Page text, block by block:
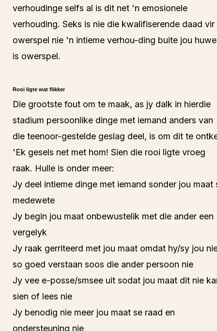
verhoudinge selfs al is dit net 'n emosionele
verhouding. Seks is nie die kwalifiserende daad vir
owerspel nie 'n intieme verhou-ding buite jou
is owerspel.
Rooi ligte wat flikker
Die grootste fout om te maak, as jy dalk in hierdie
stadium persoonlike dinge met iemand anders van
die teenoor-gestelde geslag deel, is om dit te
'Ek gesels net met hom! Sien die rooi ligte vroeg
raak. Hulle is onder meer:
Jy deel intieme dinge met iemand sonder jou maat
medewete
Jy begin jou maat onbewustelik met die ander een
vergelyk
Jy raak gerriteerd met jou maat omdat hy/sy jou
so goed verstaan soos die ander persoon nie
Jy vee e-posse/smsee uit sodat jou maat dit nie
sien of lees nie
Jy benodig nie meer jou maat se raad en
ondersteuning nie